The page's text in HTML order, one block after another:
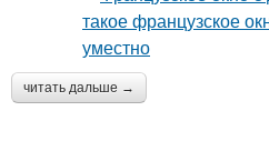
читать дальше →